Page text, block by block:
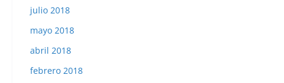
julio 2018
mayo 2018
abril 2018
febrero 2018